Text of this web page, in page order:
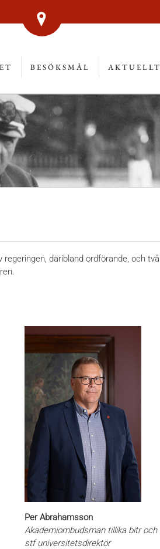
BESÖKSMÅL AKTUELLT
däribland ordförande, och två
Per Abrahamsson
Akademiombudsman tillika bitr och
stf universitetsdirektör